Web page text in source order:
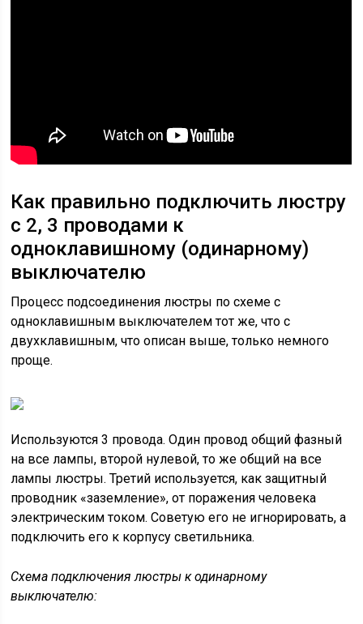
Как правильно подключить люстру
с 2, 3 проводами к
одноклавишному (одинарному)
выключателю
Процесс подсоединения люстры по схеме с
одноклавишным выключателем тот же, что с
двухклавишным, что описан выше, только немного
проще.
Используются 3 провода. Один провод общий фазный
на все лампы, второй нулевой, то же общий на все
лампы люстры. Третий используется, как защитный
проводник «заземление», от поражения человека
электрическим током. Советую его не игнорировать, а
подключить его к корпусу светильника.
Схема подключения люстры к одинарному
выключателю: